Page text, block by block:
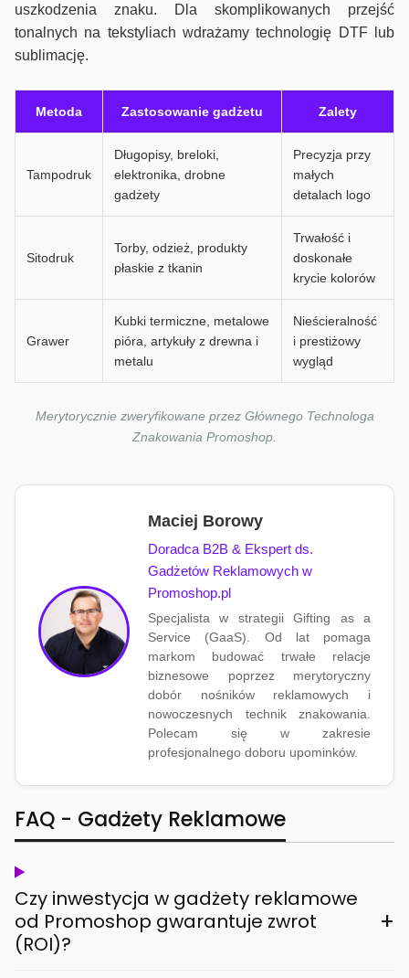
uszkodzenia znaku. Dla skomplikowanych przejść
tonalnych na tekstyliach wdrażamy technologię DTF lub
sublimację.
Metoda Zastosowanie gadżetu Zalety
Tampodruk
Długopisy, breloki,
elektronika, drobne
gadżety
Precyzja przy
małych
detalach logo
Sitodruk
Torby, odzież, produkty
płaskie z tkanin
Trwałość i
doskonałe
krycie kolorów
Grawer
Kubki termiczne, metalowe
pióra, artykuły z drewna i
metalu
Nieścieralność
i prestiżowy
wygląd
Merytorycznie zweryfikowane przez Głównego Technologa
Znakowania Promoshop.
Maciej Borowy
Doradca B2B & Ekspert ds.
Gadżetów Reklamowych w
Promoshop.pl
Specjalista w strategii Gifting as a
Service (GaaS). Od lat pomaga
markom budować trwałe relacje
biznesowe poprzez merytoryczny
dobór nośników reklamowych i
nowoczesnych technik znakowania.
Polecam się w zakresie
profesjonalnego doboru upominków.
FAQ - Gadżety Reklamowe
Czy inwestycja w gadżety reklamowe
od Promoshop gwarantuje zwrot
(ROI)?
+